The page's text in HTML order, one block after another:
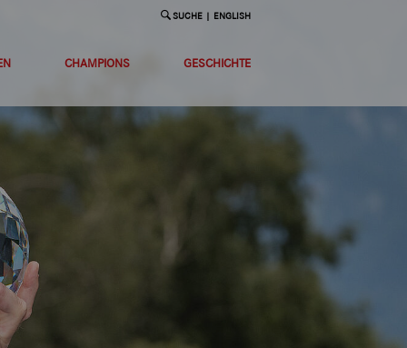
SUCHE ENGLISH
CHAMPIONS GESCHICHTE